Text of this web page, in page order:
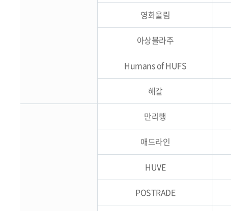
영화울림
아상블라주
Humans of HUFS
해갈
만리행
애드라인
HUVE
POSTRADE